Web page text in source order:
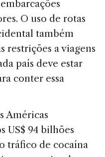
O uso de rotas
também
restrições a viagens
país deve estar
conter essa
Américas
US$ 94 bilhões
tráfico de cocaína